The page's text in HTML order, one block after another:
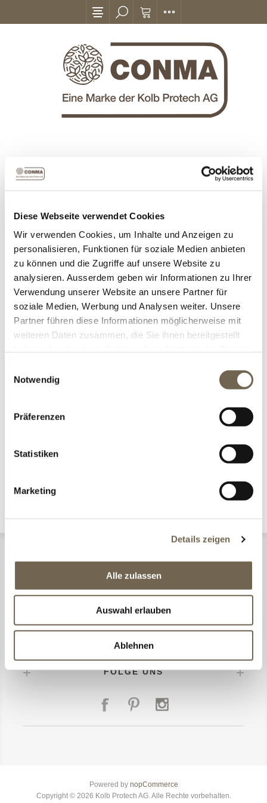
Diese Webseite verwendet Cookies
Wir verwenden Cookies, um Inhalte und Anzeigen zu
personalisieren, Funktionen für soziale Medien anbieten
zu können und die Zugriffe auf unsere Website zu
analysieren. Ausserdem geben wir Informationen zu Ihrer
Verwendung unserer Website an unsere Partner für
soziale Medien, Werbung und Analysen weiter. Unsere
Partner führen diese Informationen möglicherweise mit
weiteren Daten zusammen, die Sie ihnen bereitgestellt
Notwendig
Präferenzen
Statistiken
Marketing
Details zeigen
Alle zulassen
Auswahl erlauben
Ablehnen
BLOG BEITRÄGE '2021'
UNSER NEUER BRUNNEN
SFERA
12
Sep
2021
Kommentare (0)
DETAILS
BLOG ARCHIV
POPULÄRE BLOG TAGS
MEIN KONTO
HILFE & SERVICE
FOLGE UNS
Powered by nopCommerce
Copyright © 2026 Kolb Protech AG. Alle Rechte vorbehalten.